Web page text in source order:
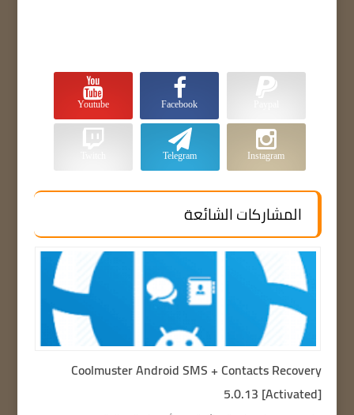
Facebook
Youtube
Instagram
Telegram
المشاركات الشائعة
Coolmuster Android SMS + Contacts Recovery
5.0.13 [Activated]